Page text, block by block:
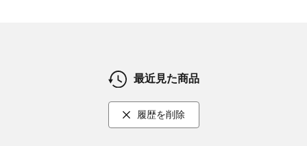
最近見た商品
履歴を削除